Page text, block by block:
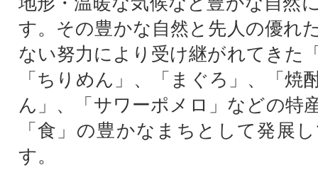
す。その豊かな自然と先人の優れ
ない努力により受け継がれてきた
「ちりめん」、「まぐろ」、「焼
ん」、「サワーポメロ」などの特
「食」の豊かなまちとして発展
す。